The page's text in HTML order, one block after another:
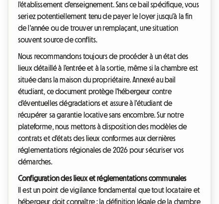
l'établissement d'enseignement. Sans ce bail spécifique, vous
seriez potentiellement tenu de payer le loyer jusqu'à la fin
de l'année ou de trouver un remplaçant, une situation
souvent source de conflits.
Nous recommandons toujours de procéder à un état des
lieux détaillé à l'entrée et à la sortie, même si la chambre est
située dans la maison du propriétaire. Annexé au bail
étudiant, ce document protège l'hébergeur contre
d'éventuelles dégradations et assure à l'étudiant de
récupérer sa garantie locative sans encombre. Sur notre
plateforme, nous mettons à disposition des modèles de
contrats et d'états des lieux conformes aux dernières
réglementations régionales de 2026 pour sécuriser vos
démarches.
Configuration des lieux et réglementations communales
Il est un point de vigilance fondamental que tout locataire et
hébergeur doit connaître : la définition légale de la chambre